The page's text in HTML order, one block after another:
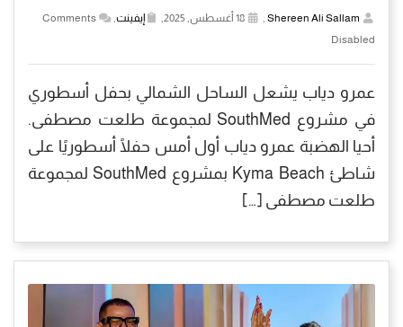
Shereen Ali Sallam
, إيفينت,
Comments
Disabled
عمرو دياب يشعل الساحل الشمالي بحفل أسطوري
في مشروع SouthMed لمجموعة طلعت مصطفى.
أحيا الهضبة عمرو دياب أول أمس حفلًا أسطوريًا على
شاطئ Kyma Beach بمشروع SouthMed لمجموعة
طلعت مصطفى […]